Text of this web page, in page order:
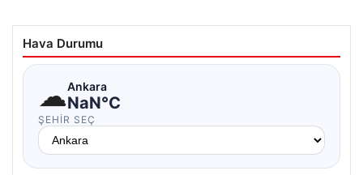
Hava Durumu
☁Ankara
NaN°C
ŞEHIR SEÇ